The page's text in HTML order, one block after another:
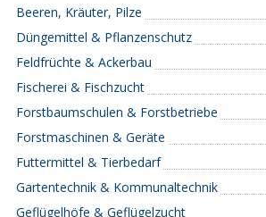
Beeren, Kräuter, Pilze
Düngemittel & Pflanzenschutz
Feldfrüchte & Ackerbau
Fischerei & Fischzucht
Forstbaumschulen & Forstbetriebe
Forstmaschinen & Geräte
Futtermittel & Tierbedarf
Gartentechnik & Kommunaltechnik
Geflügelhöfe & Geflügelzucht